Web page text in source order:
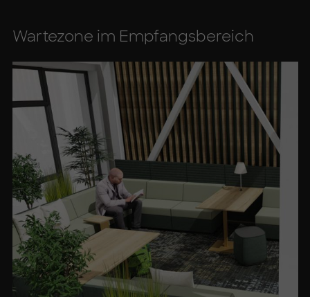
War­te­zo­ne im Emp­fangs­be­reich